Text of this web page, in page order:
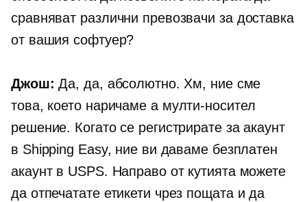
сравняват различни превозвачи за доставка
от вашия софтуер?
Джош: Да, да, абсолютно. Хм, ние сме
това, което наричаме a мулти-носител
решение. Когато се регистрирате за акаунт
в Shipping Easy, ние ви даваме безплатен
акаунт в USPS. Направо от кутията можете
да отпечатате етикети чрез пощата и да